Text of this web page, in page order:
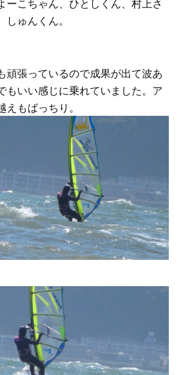
ゅんくん。
頑張っているので成果が出て波あ
もいい感じに乗れていました。ア
えもばっちり。